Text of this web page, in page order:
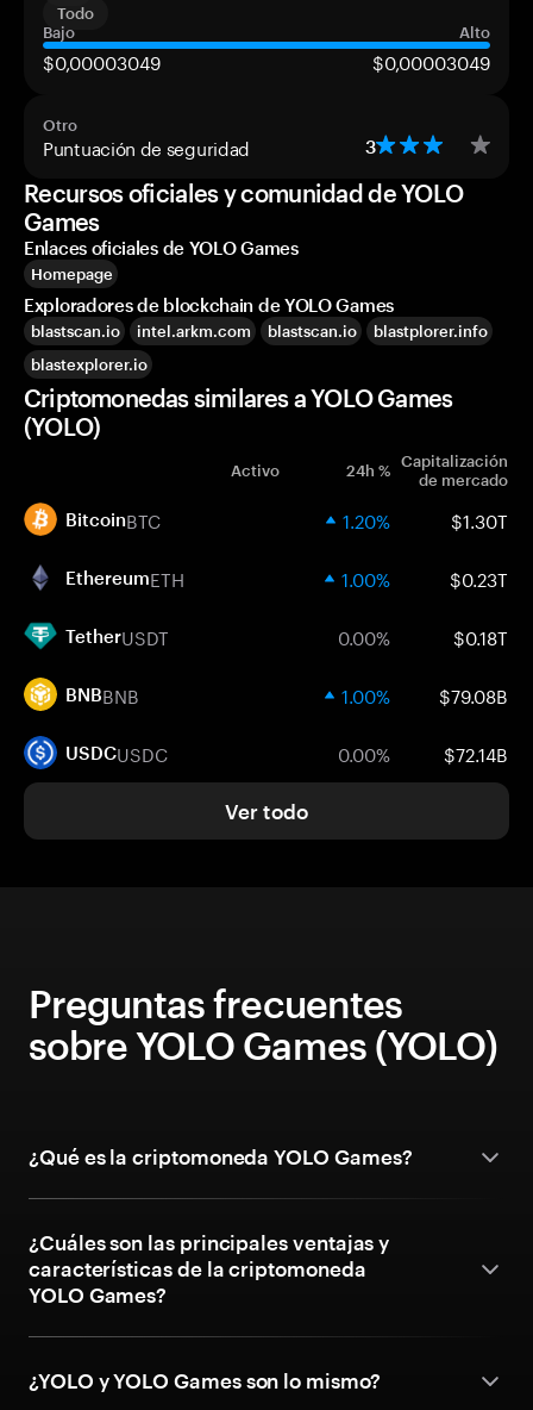
Todo
Bajo
Alto
$0,00003049 $0,00003049
Otro
Puntuación de seguridad 3
Recursos oficiales y comunidad de YOLO
Games
Enlaces oficiales de YOLO Games
Homepage
Exploradores de blockchain de YOLO Games
blastscan.io intel.arkm.com blastscan.io
blastplorer.info
blastexplorer.io
Criptomonedas similares a YOLO Games
(YOLO)
Activo 24h % Capitalización
de mercado
BitcoinBTC 1.20% $1.30T
EthereumETH 1.00% $0.23T
TetherUSDT 0.00% $0.18T
BNBBNB 1.00% $79.08B
USDCUSDC 0.00% $72.14B
Ver todo
Preguntas frecuentes
sobre YOLO Games (YOLO)
¿Qué es la criptomoneda YOLO Games?
¿Cuáles son las principales ventajas y
características de la criptomoneda
YOLO Games?
¿YOLO y YOLO Games son lo mismo?